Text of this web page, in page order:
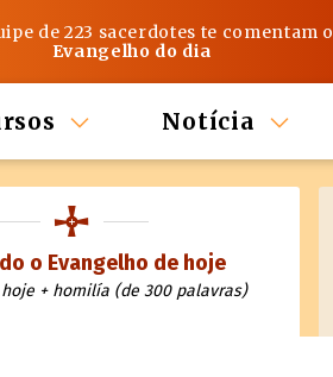
de 223 sacerdotes te comentam o
Evangelho do dia
Notícia
o Evangelho de hoje
+ homilía (de 300 palavras)